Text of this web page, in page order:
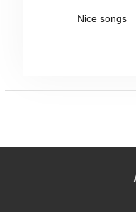
Nice songs